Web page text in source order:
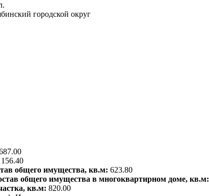
городской округ
156.40
общего имущества, кв.м: 623.80
общего имущества в многоквартирном доме, кв.м:
кв.м: 820.00